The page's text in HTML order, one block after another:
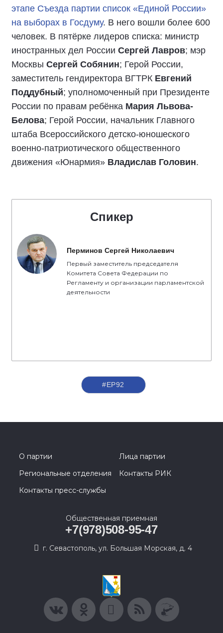
этапе Съезда партии список «Единой России»
на выборах в Госдуму. В него вошли более 600
человек. В пятёрке лидеров списка: министр
иностранных дел России Сергей Лавров; мэр
Москвы Сергей Собянин; Герой России,
заместитель гендиректора ВГТРК Евгений
Поддубный; уполномоченный при Президенте
России по правам ребёнка Мария Львова-
Белова; Герой России, начальник Главного
штаба Всероссийского детско-юношеского
военно-патриотического общественного
движения «Юнармия» Владислав Головин.
Спикер
Перминов Сергей Николаевич
Первый заместитель председателя
Комитета Совета Федерации по
Регламенту и организации парламентской
деятельности
#ЕР92
О партии
Лица партии
Региональные отделения
Контакты РИК
Контакты пресс-службы
Общественная приемная
+7(978)508-95-47
г. Севастополь, ул. Большая Морская, д. 4